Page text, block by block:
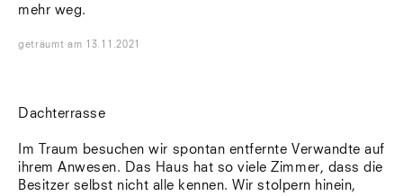
mehr weg.
geträumt am 13.11.2021
Dachterrasse
Im Traum besuchen wir spontan entfernte Verwandte auf
ihrem Anwesen. Das Haus hat so viele Zimmer, dass die
Besitzer selbst nicht alle kennen. Wir stolpern hinein,